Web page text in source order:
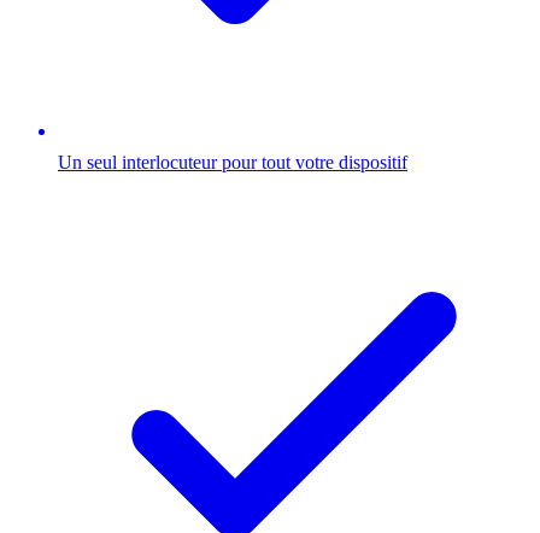
Un seul interlocuteur pour tout votre dispositif